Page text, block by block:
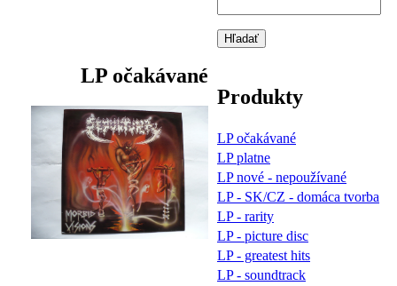
LP očakávané
Produkty
LP očakávané
LP platne
LP nové - nepoužívané
LP - SK/CZ - domáca tvorba
LP - rarity
LP - picture disc
LP - greatest hits
LP - soundtrack